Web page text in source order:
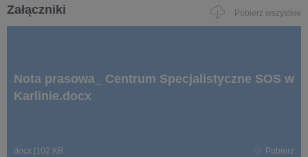
Załączniki Pobierz wszystkie
Nota prasowa_ Centrum Specjalistyczne SOS w
Karlinie.docx
docx 102 KB Pobierz